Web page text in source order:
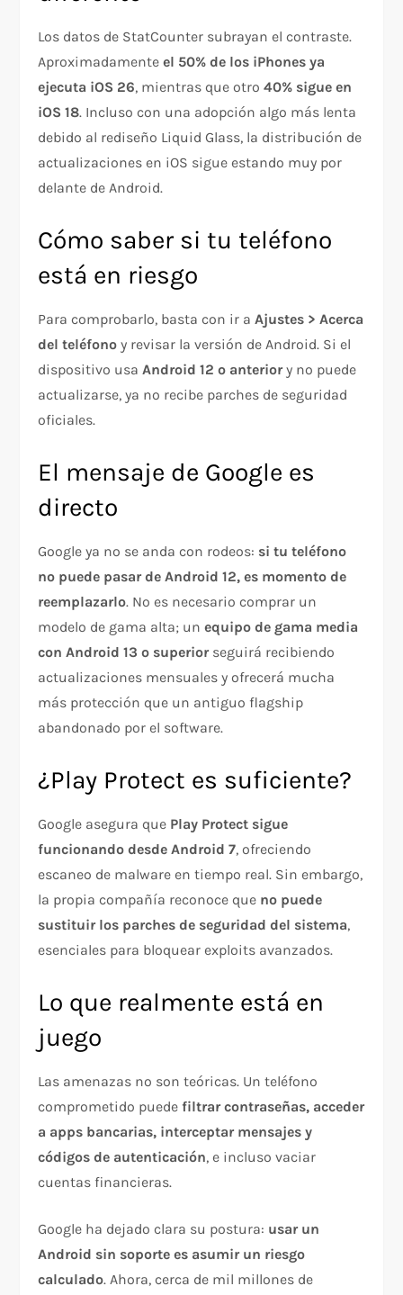
Los datos de StatCounter subrayan el contraste.
Aproximadamenteel 50% de los iPhones ya
ejecuta iOS 26, mientras que otro40% sigue en
iOS 18. Incluso con una adopción algo más lenta
debido al rediseño Liquid Glass, la distribución de
actualizaciones en iOS sigue estando muy por
delante de Android.
Cómo saber si tu teléfono
está en riesgo
Para comprobarlo, basta con ir aAjustes > Acerca
del teléfono y revisar la versión de Android. Si el
dispositivo usaAndroid 12 o anteriory no puede
actualizarse, ya no recibe parches de seguridad
oficiales.
El mensaje de Google es
directo
Google ya no se anda con rodeos: si tu teléfono
no puede pasar de Android 12, es momento de
reemplazarlo. No es necesario comprar un
modelo de gama alta; unequipo de gama media
con Android 13 o superiorseguirá recibiendo
actualizaciones mensuales y ofrecerá mucha
más protección que un antiguo flagship
abandonado por el software.
¿Play Protect es suficiente?
Google asegura que Play Protect sigue
funcionando desde Android 7, ofreciendo
escaneo de malware en tiempo real. Sin embargo,
la propia compañía reconoce que no puede
sustituir los parches de seguridad del sistema,
esenciales para bloquear exploits avanzados.
Lo que realmente está en
juego
Las amenazas no son teóricas. Un teléfono
comprometido puedefiltrar contraseñas, acceder
a apps bancarias, interceptar mensajes y
códigos de autenticación, e incluso vaciar
cuentas financieras.
Google ha dejado clara su postura: usar un
Android sin soporte es asumir un riesgo
calculado. Ahora, cerca de mil millones de